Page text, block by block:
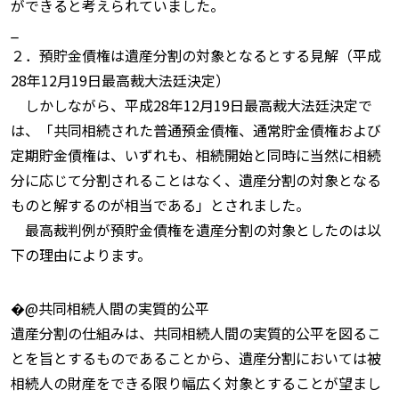
ができると考えられていました。
２．預貯金債権は遺産分割の対象となるとする見解（平成
28年12月19日最高裁大法廷決定）
しかしながら、平成28年12月19日最高裁大法廷決定で
は、「共同相続された普通預金債権、通常貯金債権および
定期貯金債権は、いずれも、相続開始と同時に当然に相続
分に応じて分割されることはなく、遺産分割の対象となる
ものと解するのが相当である」とされました。
最高裁判例が預貯金債権を遺産分割の対象としたのは以
下の理由によります。
�@共同相続人間の実質的公平
遺産分割の仕組みは、共同相続人間の実質的公平を図るこ
とを旨とするものであることから、遺産分割においては被
相続人の財産をできる限り幅広く対象とすることが望まし